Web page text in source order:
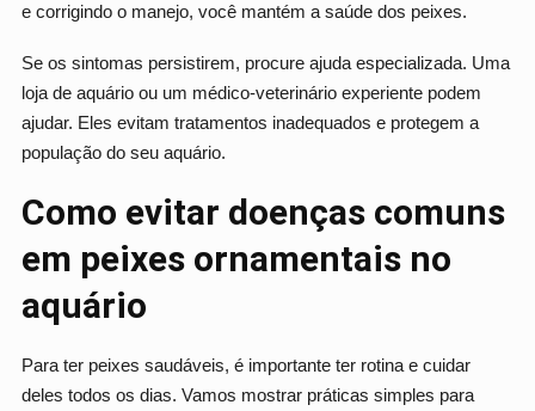
e corrigindo o manejo, você mantém a saúde dos peixes.
Se os sintomas persistirem, procure ajuda especializada. Uma
loja de aquário ou um médico-veterinário experiente podem
ajudar. Eles evitam tratamentos inadequados e protegem a
população do seu aquário.
Como evitar doenças comuns
em peixes ornamentais no
aquário
Para ter peixes saudáveis, é importante ter rotina e cuidar
deles todos os dias. Vamos mostrar práticas simples para